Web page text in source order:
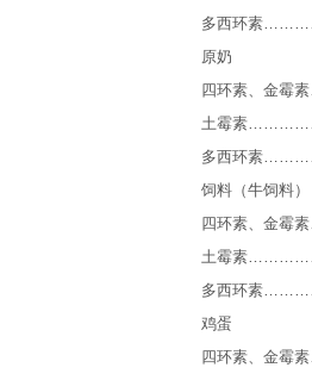
多西环素
原奶
四环素、金霉素
土霉素
多西环素
饲料（牛饲料）
四环素、金霉素
土霉素
多西环素
鸡蛋
四环素、金霉素